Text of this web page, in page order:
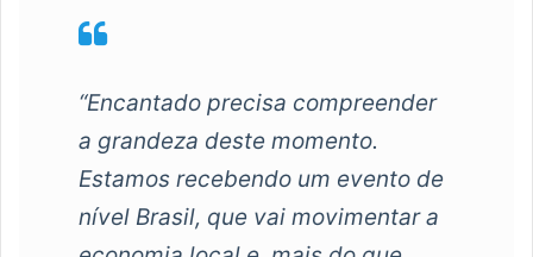
“Encantado precisa compreender
a grandeza deste momento.
Estamos recebendo um evento de
nível Brasil, que vai movimentar a